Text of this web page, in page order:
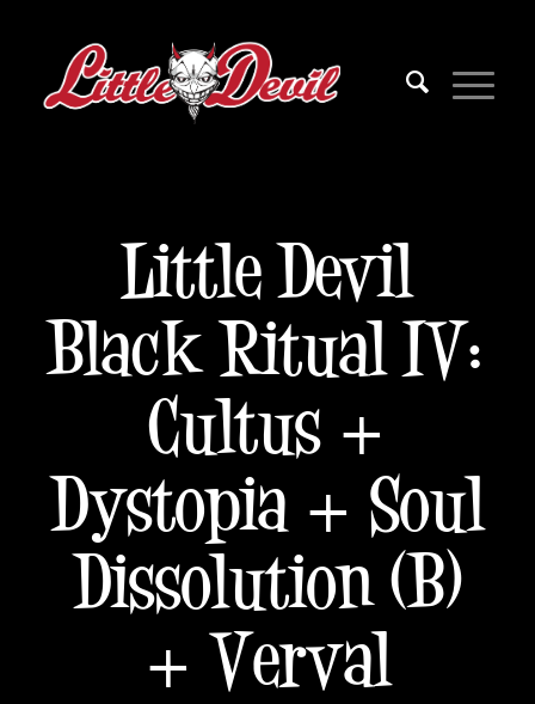
Little Devil
Black Ritual IV:
Cultus +
Dystopia + Soul
Dissolution (B)
+ Verval